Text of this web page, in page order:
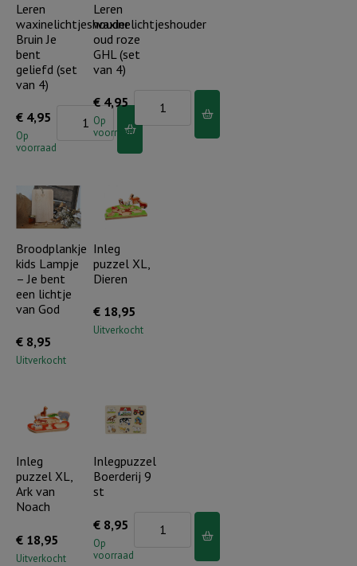
uw
aantal
de
liefde
Leren
waxinelichtjeshouder
Bruin Je
bent
geliefd (set
van 4)
€ 4,95
Op
voorraad
Leren
waxinelichtjeshouder
bent
geliefd
(set
van
4)
aantal
Leren
waxinelichtjeshouder
oud roze
GHL (set
van 4)
€ 4,95
Op
voorraad
Leren
waxinelichtjeshouder
(set
aantal
Broodplankje
kids Lampje
– Je bent
een lichtje
van God
€ 8,95
Uitverkocht
Inleg
puzzel XL,
Dieren
€ 18,95
Uitverkocht
Inleg
puzzel XL,
Ark van
Noach
€ 18,95
Uitverkocht
Inlegpuzzel
Boerderij 9
st
€ 8,95
Op
voorraad
Inlegpuzzel